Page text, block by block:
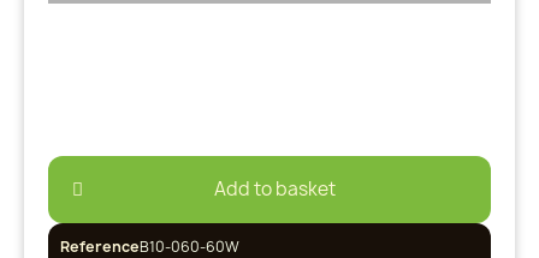
Add to basket
ReferenceB10-060-60W